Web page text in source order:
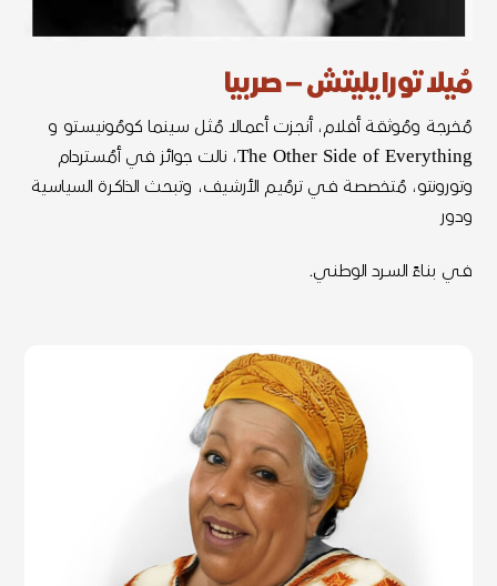
مُيلا تورايليتش – صربيا
مُخرجـة ومُوثقـة أفلام، أنجـزت أعمـالا مُثـل سـينما كومُونيسـتو و
The Other Side of Everything، نالت جوائز في أمُسـتردام
وتورونتو، مُتخصصـة فـي ترمُيـم الأرشـيف، وتبحـث الذاكـرة السياسـية
ودور
فـي بنـاءً السـرد الوطنـي.